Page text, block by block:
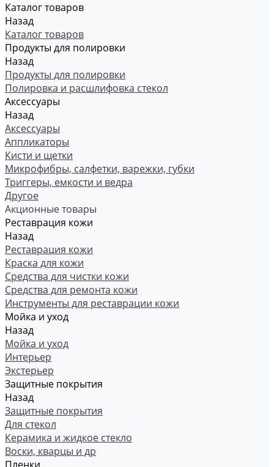
Каталог товаров
Назад
Каталог товаров
Продукты для полировки
Назад
Продукты для полировки
Полировка и расшлифовка стекол
Аксессуары
Назад
Аксессуары
Аппликаторы
Кисти и щетки
Микрофибры, салфетки, варежки, губки
Триггеры, емкости и ведра
Другое
Акционные товары
Реставрация кожи
Назад
Реставрация кожи
Краска для кожи
Средства для чистки кожи
Средства для ремонта кожи
Инструменты для реставрации кожи
Мойка и уход
Назад
Мойка и уход
Интерьер
Экстерьер
Защитные покрытия
Назад
Защитные покрытия
Для стекол
Керамика и жидкое стекло
Воски, кварцы и др